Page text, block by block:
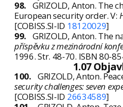
98. GRIZOLD, Anton. The
European security order. V:
[COBISS.SI-ID 18120029]
99. GRIZOLD, Anton. The
příspěvku z mezinárodní
1996. Str. 48-70. ISBN 80-
1.07
100. GRIZOLD, Anton.
security challenges: seven
[COBISS.SI-ID 26634589]